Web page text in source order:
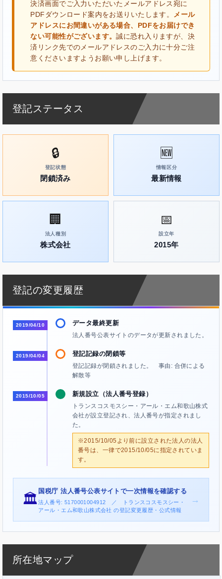
決済画面でご入力いただいたメールアドレス宛に
PDFダウンロード案内をお送りいたします。
メール
アドレスにお間違いがある場合、PDFをお届けでき
ない可能性がございます。誠に恐れ入りますが、決
済リンク先でのメールアドレスのご入力に十分ご注
意くださいますようお願い申し上げます。
登記ステータス
🔒
登記状態
閉鎖済み
🆕
情報区分
最新情報
🏢
法人種別
株式会社
📅
設立年
2015年
登記の変更履歴
2019/04/10 データ最終更新
法人番号公表サイトのデータが更新されました。
2019/04/04 登記記録の閉鎖等
登記記録が閉鎖されました。 事由: 合併による
解散等
2015/10/05 新規設立（法人番号登録）
トランスコスモスシー・アール・エム和歌山株式
会社が設立登記され、法人番号が指定されまし
た。
※2015/10/05より前に設立された法人の法人
番号は、一律で2015/10/05に指定されていま
す。
🏛️
国税庁 法人番号公表サイトで一次情報を確認する
法人番号: 5170001004912 ／ トランスコスモスシー・
アール・エム和歌山株式会社 の登記変更履歴・公式情報
→
所在地マップ